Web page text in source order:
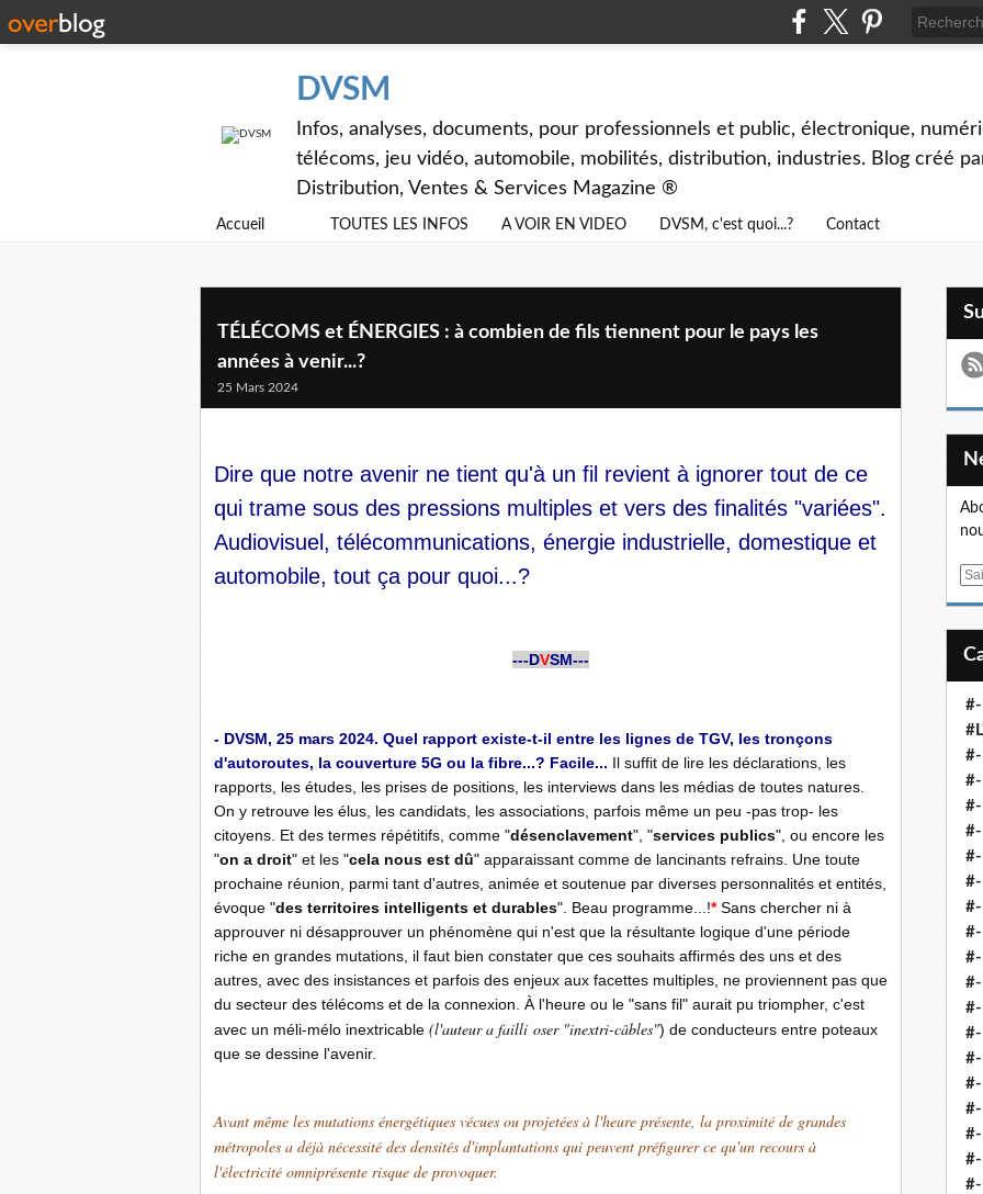
DVSM
Infos, analyses, documents, pour professionnels et public, électronique,
télécoms, jeu vidéo, automobile, mobilités, distribution, industries. Blog créé
Distribution, Ventes & Services Magazine ®
Accueil TOUTES LES INFOS A VOIR EN VIDEO DVSM, c'est quoi...? Contact
TÉLÉCOMS et ÉNERGIES : à combien de fils tiennent pour le pays les
années à venir...?
25 Mars 2024
Dire que notre avenir ne tient qu'à un fil revient à ignorer tout de ce
qui trame sous des pressions multiples et vers des finalités "variées".
Audiovisuel, télécommunications, énergie industrielle, domestique et
automobile, tout ça pour quoi...?
---DVSM---
- DVSM, 25 mars 2024. Quel rapport existe-t-il entre les lignes de TGV, les tronçons
d'autoroutes, la couverture 5G ou la fibre...? Facile... Il suffit de lire les déclarations, les
rapports, les études, les prises de positions, les interviews dans les médias de toutes natures.
On y retrouve les élus, les candidats, les associations, parfois même un peu -pas trop- les
citoyens. Et des termes répétitifs, comme "désenclavement", "services publics", ou encore les
"on a droit" et les "cela nous est dû" apparaissant comme de lancinants refrains. Une toute
prochaine réunion, parmi tant d'autres, animée et soutenue par diverses personnalités et entités,
évoque "des territoires intelligents et durables". Beau programme...!*Sans chercher ni à
approuver ni désapprouver un phénomène qui n'est que la résultante logique d'une période
riche en grandes mutations, il faut bien constater que ces souhaits affirmés des uns et des
autres, avec des insistances et parfois des enjeux aux facettes multiples, ne proviennent pas que
du secteur des télécoms et de la connexion. À l'heure ou le "sans fil" aurait pu triompher, c'est
avec un méli-mélo inextricable (l'auteur a failli oser "inextri-câbles") de conducteurs entre poteaux
que se dessine l'avenir.
Avant même les mutations énergétiques vécues ou projetées à l'heure présente, la proximité de grandes
métropoles a déjà nécessité des densités d'implantations qui peuvent préfigurer ce qu'un recours à
l'électricité omniprésente risque de provoquer.
E
#-
#-
#-
#-
#-
#-
#-
#-
#-
#-
#-
#-
#-